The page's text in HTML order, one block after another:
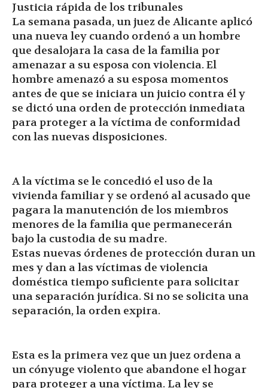
Justicia rápida de los tribunales
La semana pasada, un juez de Alicante aplicó
una nueva ley cuando ordenó a un hombre
que desalojara la casa de la familia por
amenazar a su esposa con violencia. El
hombre amenazó a su esposa momentos
antes de que se iniciara un juicio contra él y
se dictó una orden de protección inmediata
para proteger a la víctima de conformidad
con las nuevas disposiciones.
A la víctima se le concedió el uso de la
vivienda familiar y se ordenó al acusado que
pagara la manutención de los miembros
menores de la familia que permanecerán
bajo la custodia de su madre.
Estas nuevas órdenes de protección duran un
mes y dan a las víctimas de violencia
doméstica tiempo suficiente para solicitar
una separación jurídica. Si no se solicita una
separación, la orden expira.
Esta es la primera vez que un juez ordena a
un cónyuge violento que abandone el hogar
para proteger a una víctima. La ley se